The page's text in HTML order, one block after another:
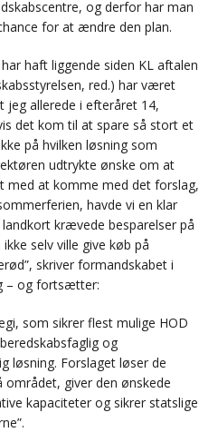
og derfor har man
for at ændre den plan.
haft liggende siden KL aftalen
red.) har været
jeg allerede i efteråret 14,
det kom til at spare så stort et
på hvilken løsning som
udtrykte ønske om at
med at komme med det forslag,
havde vi en klar
krævede besparelser på
selv ville give køb på
skriver formandskabet i
– og fortsætter:
som sikrer flest mulige HOD
og
løsning. Forslaget løser de
giver den ønskede
kapaciteter og sikrer statslige